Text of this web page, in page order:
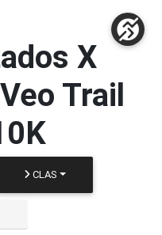
X
Trail
CLAS